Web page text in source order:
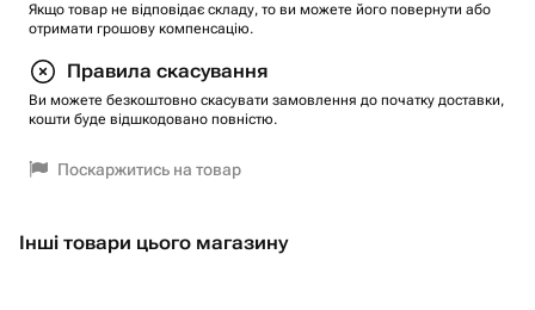
Якщо товар не відповідає складу, то ви можете його повернути або
отримати грошову компенсацію.
Правила скасування
Ви можете безкоштовно скасувати замовлення до початку доставки,
кошти буде відшкодовано повністю.
Поскаржитись на товар
Інші товари цього магазину